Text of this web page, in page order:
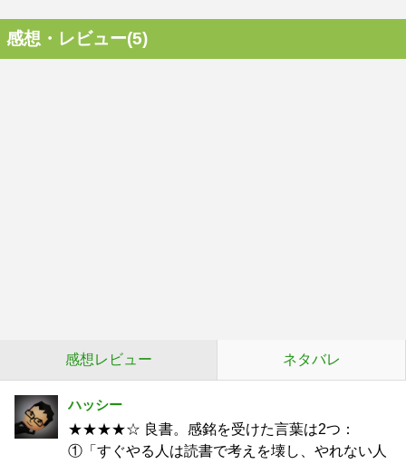
感想・レビュー(5)
感想レビュー ネタバレ
ハッシー
★★★★☆ 良書。感銘を受けた言葉は2つ：
①「すぐやる人は読書で考えを壊し、やれない人